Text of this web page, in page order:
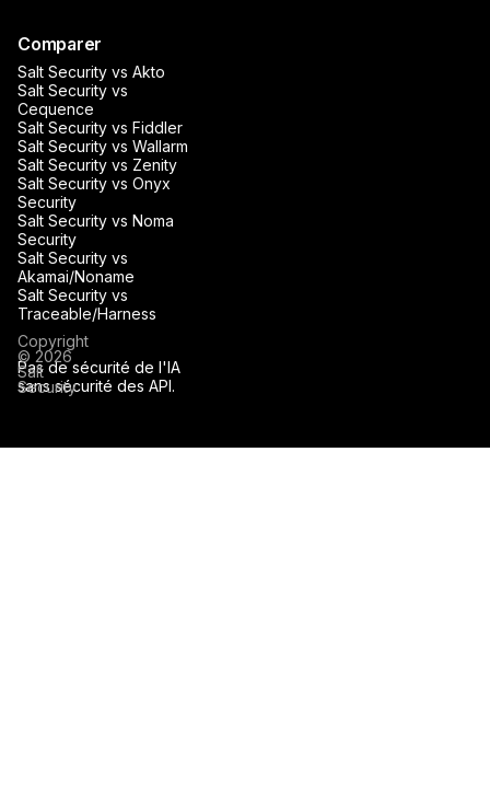
Pas de sécurité de l'IA
sans sécurité des API.
Comparer
Salt Security vs Akto
Salt Security vs
Cequence
Salt Security vs Fiddler
Salt Security vs Wallarm
Salt Security vs Zenity
Salt Security vs Onyx
Security
Salt Security vs Noma
Security
Salt Security vs
Akamai/Noname
Salt Security vs
Traceable/Harness
Copyright
© 2026
Salt
Security